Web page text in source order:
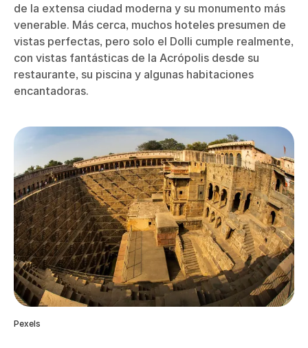
de la extensa ciudad moderna y su monumento más
venerable. Más cerca, muchos hoteles presumen de
vistas perfectas, pero solo el Dolli cumple realmente,
con vistas fantásticas de la Acrópolis desde su
restaurante, su piscina y algunas habitaciones
encantadoras.
Pexels